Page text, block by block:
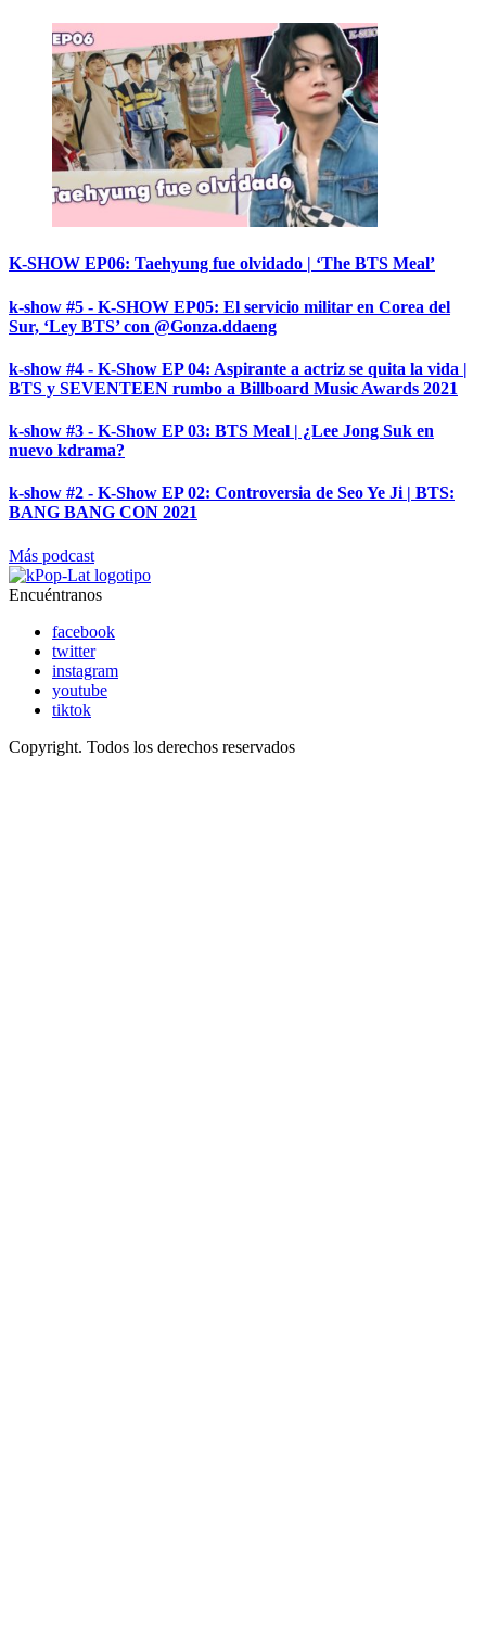
K-SHOW EP06: Taehyung fue olvidado | ‘The BTS Meal’
k-show #5 - K-SHOW EP05: El servicio militar en Corea del
Sur, ‘Ley BTS’ con @Gonza.ddaeng
k-show #4 - K-Show EP 04: Aspirante a actriz se quita la vida |
BTS y SEVENTEEN rumbo a Billboard Music Awards 2021
k-show #3 - K-Show EP 03: BTS Meal | ¿Lee Jong Suk en
nuevo kdrama?
k-show #2 - K-Show EP 02: Controversia de Seo Ye Ji | BTS:
BANG BANG CON 2021
Más podcast
Encuéntranos
facebook
twitter
instagram
youtube
tiktok
Copyright. Todos los derechos reservados